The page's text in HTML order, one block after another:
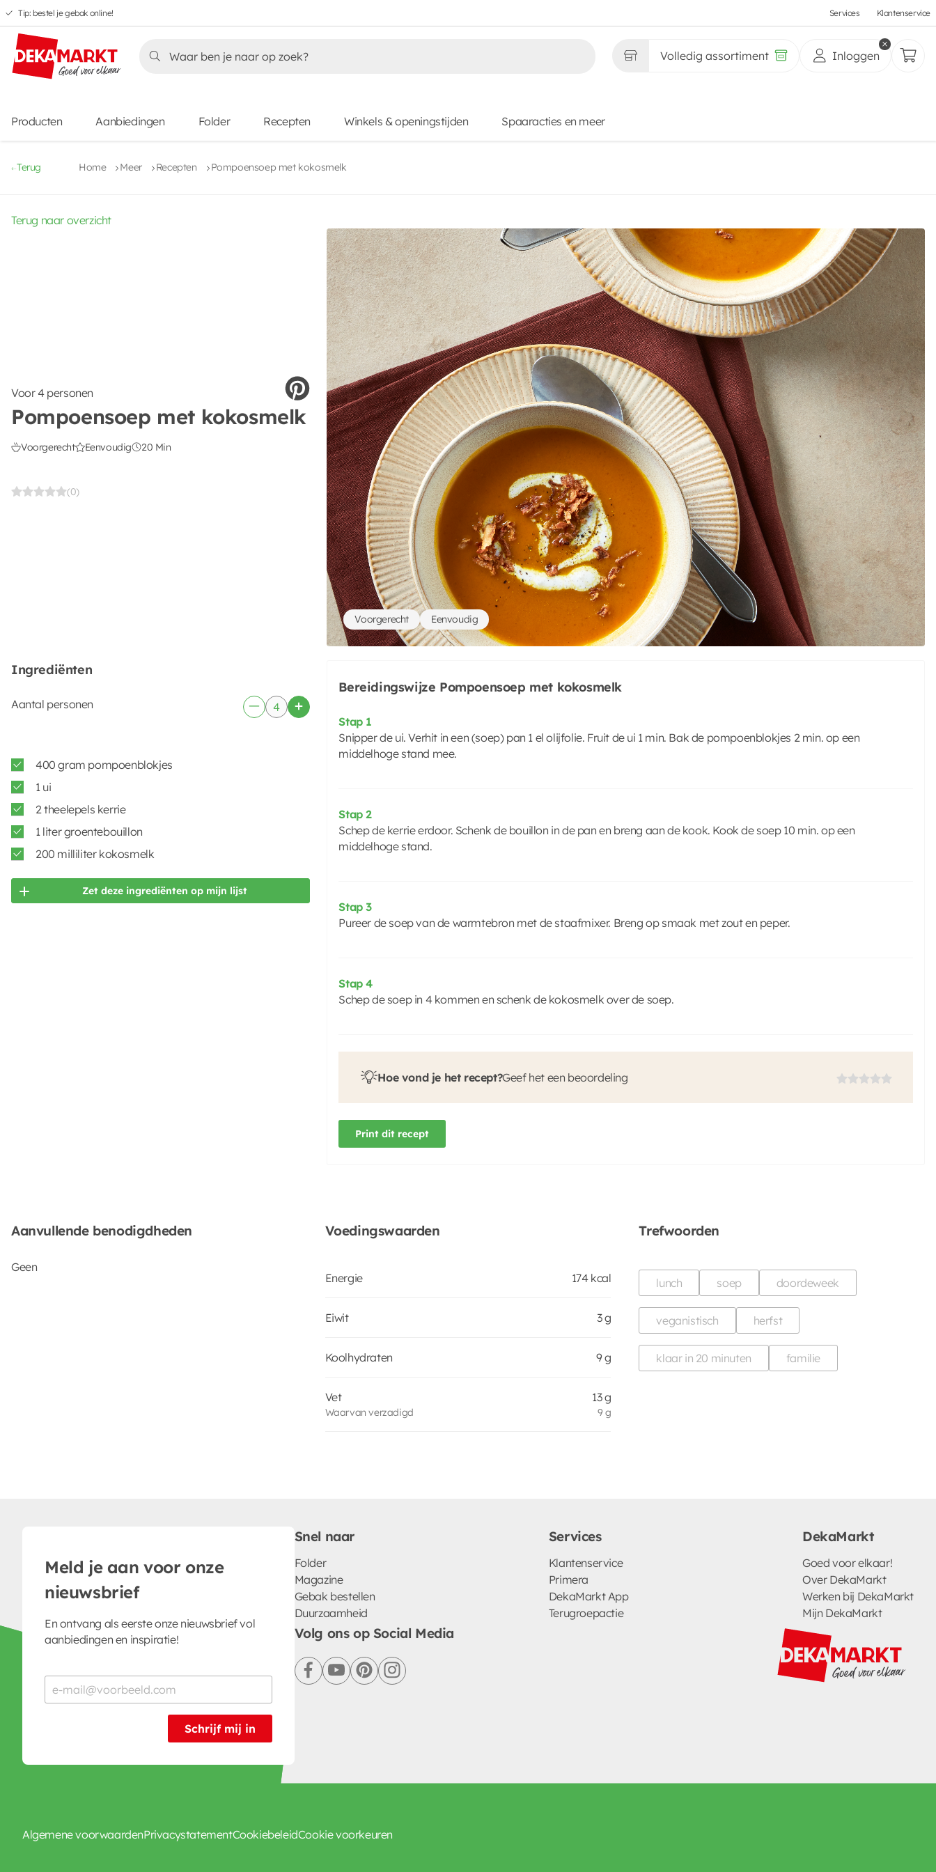
Overslaan
naar
hoofdnavigatie
Overslaan
naar
hoofdinhoud
Overslaan
naar
voettekstinhoud
Overslaan
naar
aanbiedingen
Tip: bestel je gebak online! Services Klantenservice
Volledig assortiment Inloggen
Producten Aanbiedingen Folder Recepten Winkels & openingstijden Spaaracties en meer
Terug Home Meer Recepten Pompoensoep met kokosmelk
Terug naar overzicht
Voor 4 personen
Pompoensoep met kokosmelk
Voorgerecht Eenvoudig 20 Min
(0)
Voorgerecht Eenvoudig
Ingrediënten
Aantal personen
400 gram pompoenblokjes
1 ui
2 theelepels kerrie
1 liter groentebouillon
200 milliliter kokosmelk
Zet deze ingrediënten op mijn lijst
Bereidingswijze Pompoensoep met kokosmelk
Stap 1
Snipper de ui. Verhit in een (soep) pan 1 el olijfolie. Fruit de ui 1 min. Bak de pompoenblokjes 2 min. op een
middelhoge stand mee.
Stap 2
Schep de kerrie erdoor. Schenk de bouillon in de pan en breng aan de kook. Kook de soep 10 min. op een
middelhoge stand.
Stap 3
Pureer de soep van de warmtebron met de staafmixer. Breng op smaak met zout en peper.
Stap 4
Schep de soep in 4 kommen en schenk de kokosmelk over de soep.
Hoe vond je het recept?Geef het een beoordeling
Print dit recept
Aanvullende benodigdheden
Geen
Voedingswaarden
Energie 174 kcal
Eiwit 3 g
Koolhydraten 9 g
Vet 13 g
Waarvan verzadigd 9 g
Trefwoorden
lunch soep doordeweek
veganistisch herfst
klaar in 20 minuten familie
Meld je aan voor onze
nieuwsbrief
En ontvang als eerste onze nieuwsbrief vol
aanbiedingen en inspiratie!
Schrijf mij in
Snel naar
Folder
Magazine
Gebak bestellen
Duurzaamheid
Services
Klantenservice
Primera
DekaMarkt App
Terugroepactie
DekaMarkt
Goed voor elkaar!
Over DekaMarkt
Werken bij DekaMarkt
Mijn DekaMarkt
Volg ons op Social Media
facebookyoutubepinterestinstagram
Algemene voorwaardenPrivacystatementCookiebeleidCookie voorkeuren